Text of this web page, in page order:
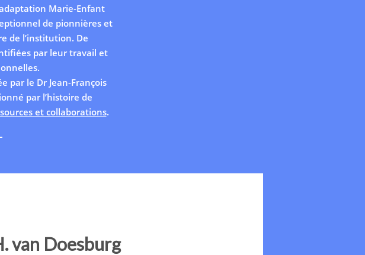
Marie-Enfant
de pionnières et
de l’institution. De
par leur travail et
par le Dr Jean-François
par l’histoire de
sources et collaborations.
van Doesburg